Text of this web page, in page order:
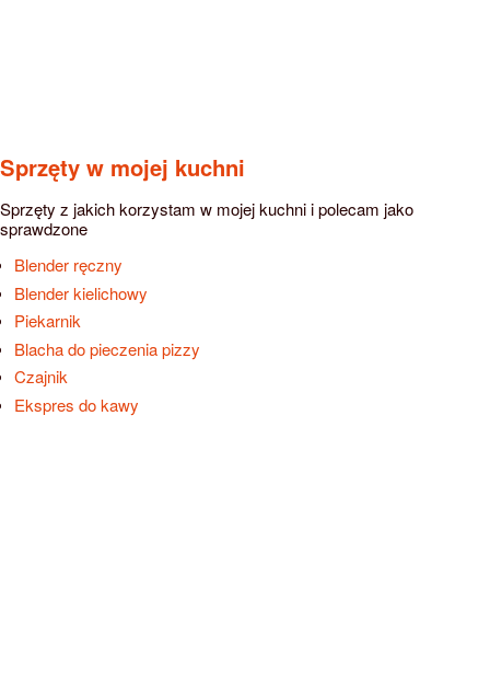
Sprzęty w mojej kuchni
Sprzęty z jakich korzystam w mojej kuchni i polecam jako
sprawdzone
Blender ręczny
Blender kielichowy
Piekarnik
Blacha do pieczenia pizzy
Czajnik
Ekspres do kawy